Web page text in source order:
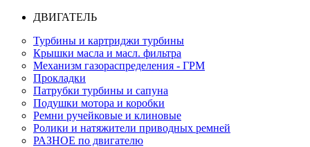
ДВИГАТЕЛЬ
Турбины и картриджи турбины
Крышки масла и масл. фильтра
Механизм газораспределения - ГРМ
Прокладки
Патрубки турбины и сапуна
Подушки мотора и коробки
Ремни ручейковые и клиновые
Ролики и натяжители приводных ремней
РАЗНОЕ по двигателю